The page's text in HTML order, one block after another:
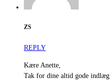
ZS
REPLY
Kære Anette,
Tak for dine altid gode indlæg.